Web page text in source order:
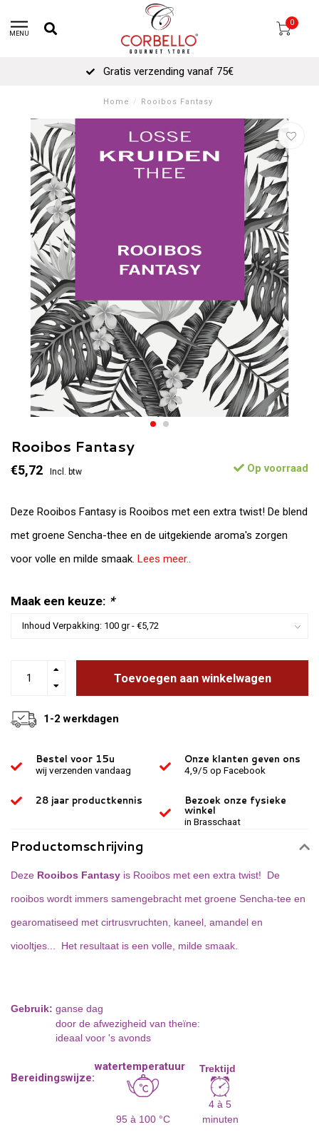
MENU
0
Gratis verzending vanaf 75€
Home / Rooibos Fantasy
Rooibos Fantasy
€5,72 Incl. btw Op voorraad
Deze Rooibos Fantasy is Rooibos met een extra twist! De blend
met groene Sencha-thee en de uitgekiende aroma's zorgen
voor volle en milde smaak. Lees meer..
Maak een keuze: *
Toevoegen aan winkelwagen
1-2 werkdagen
Bestel voor 15u
wij verzenden vandaag
Onze klanten geven ons
4,9/5 op Facebook
28 jaar productkennis Bezoek onze fysieke
winkel
in Brasschaat
Productomschrijving
Deze Rooibos Fantasy is Rooibos met een extra twist! De
rooibos wordt immers samengebracht met groene Sencha-tee en
gearomatiseed met cirtrusvruchten, kaneel, amandel en
viooltjes... Het resultaat is een volle, milde smaak.
Gebruik: ganse dag
door de afwezigheid van theïne:
ideaal voor 's avonds
Bereidingswijze:
watertemperatuur Trektijd
95 à 100 °C
4 à 5
minuten